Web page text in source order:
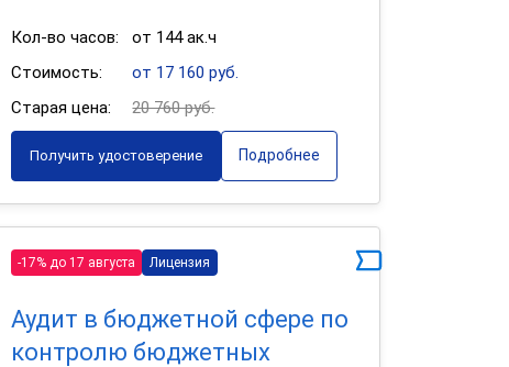
Кол-во часов:
от 144 ак.ч
Стоимость:
от 17 160 руб.
Старая цена:
20 760 руб.
Получить удостоверение Подробнее
-17% до 17 августа Лицензия
Аудит в бюджетной сфере по
контролю бюджетных